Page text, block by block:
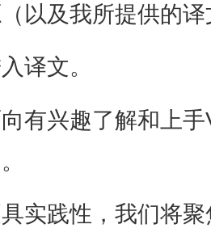
以及我所提供的
译文。
有兴趣了解和上
实践性，我们将